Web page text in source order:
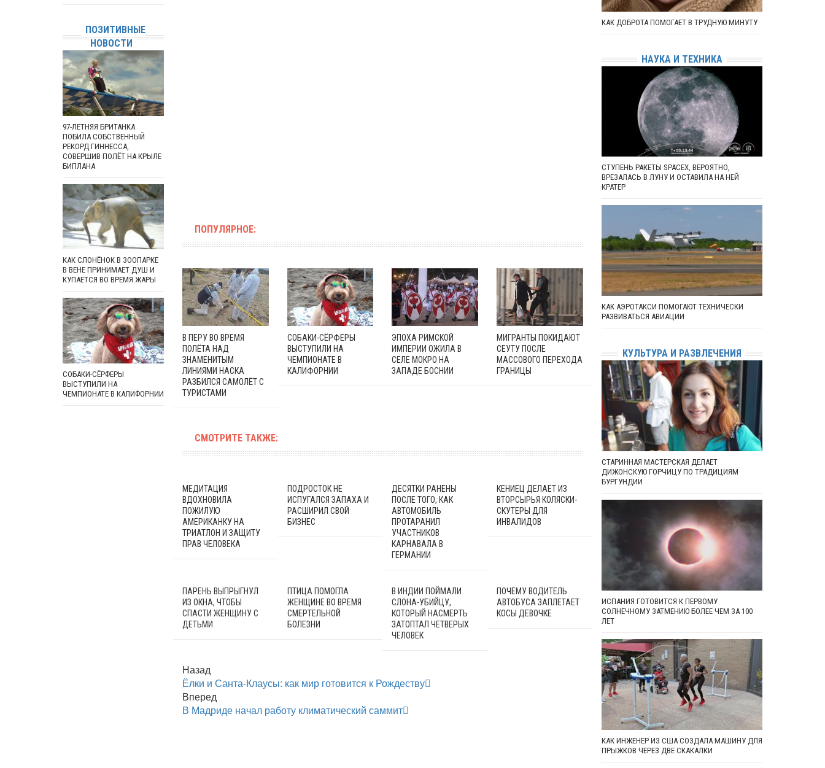
ПОПУЛЯРНОЕ:
В ПЕРУ ВО ВРЕМЯ
ПОЛЁТА НАД
ЗНАМЕНИТЫМ
ЛИНИЯМИ НАСКА
РАЗБИЛСЯ САМОЛЁТ С
ТУРИСТАМИ
СОБАКИ-СЁРФЕРЫ
ВЫСТУПИЛИ НА
ЧЕМПИОНАТЕ В
КАЛИФОРНИИ
ЭПОХА РИМСКОЙ
ИМПЕРИИ ОЖИЛА В
СЕЛЕ МОКРО НА
ЗАПАДЕ БОСНИИ
МИГРАНТЫ ПОКИДАЮТ
СЕУТУ ПОСЛЕ
МАССОВОГО ПЕРЕХОДА
ГРАНИЦЫ
СМОТРИТЕ ТАКЖЕ:
МЕДИТАЦИЯ
ВДОХНОВИЛА
ПОЖИЛУЮ
АМЕРИКАНКУ НА
ТРИАТЛОН И ЗАЩИТУ
ПРАВ ЧЕЛОВЕКА
ПОДРОСТОК НЕ
ИСПУГАЛСЯ ЗАПАХА И
РАСШИРИЛ СВОЙ
БИЗНЕС
ДЕСЯТКИ РАНЕНЫ
ПОСЛЕ ТОГО, КАК
АВТОМОБИЛЬ
ПРОТАРАНИЛ
УЧАСТНИКОВ
КАРНАВАЛА В
ГЕРМАНИИ
КЕНИЕЦ ДЕЛАЕТ ИЗ
ВТОРСЫРЬЯ КОЛЯСКИ-
СКУТЕРЫ ДЛЯ
ИНВАЛИДОВ
ПАРЕНЬ ВЫПРЫГНУЛ
ИЗ ОКНА, ЧТОБЫ
СПАСТИ ЖЕНЩИНУ С
ДЕТЬМИ
ПТИЦА ПОМОГЛА
ЖЕНЩИНЕ ВО ВРЕМЯ
СМЕРТЕЛЬНОЙ
БОЛЕЗНИ
В ИНДИИ ПОЙМАЛИ
СЛОНА-УБИЙЦУ,
КОТОРЫЙ НАСМЕРТЬ
ЗАТОПТАЛ ЧЕТВЕРЫХ
ЧЕЛОВЕК
ПОЧЕМУ ВОДИТЕЛЬ
АВТОБУСА ЗАПЛЕТАЕТ
КОСЫ ДЕВОЧКЕ
Назад
Ёлки и Санта-Клаусы: как мир готовится к Рождеству
Вперед
В Мадриде начал работу климатический саммит
ПОЗИТИВНЫЕ
НОВОСТИ
97-ЛЕТНЯЯ БРИТАНКА
ПОБИЛА СОБСТВЕННЫЙ
РЕКОРД ГИННЕССА,
СОВЕРШИВ ПОЛЁТ НА КРЫЛЕ
БИПЛАНА
КАК СЛОНЁНОК В ЗООПАРКЕ
В ВЕНЕ ПРИНИМАЕТ ДУШ И
КУПАЕТСЯ ВО ВРЕМЯ ЖАРЫ
СОБАКИ-СЁРФЕРЫ
ВЫСТУПИЛИ НА
ЧЕМПИОНАТЕ В КАЛИФОРНИИ
КАК ДОБРОТА ПОМОГАЕТ В ТРУДНУЮ МИНУТУ
НАУКА И ТЕХНИКА
СТУПЕНЬ РАКЕТЫ SPACEX, ВЕРОЯТНО,
ВРЕЗАЛАСЬ В ЛУНУ И ОСТАВИЛА НА НЕЙ
КРАТЕР
КАК АЭРОТАКСИ ПОМОГАЮТ ТЕХНИЧЕСКИ
РАЗВИВАТЬСЯ АВИАЦИИ
КУЛЬТУРА И РАЗВЛЕЧЕНИЯ
СТАРИННАЯ МАСТЕРСКАЯ ДЕЛАЕТ
ДИЖОНСКУЮ ГОРЧИЦУ ПО ТРАДИЦИЯМ
БУРГУНДИИ
ИСПАНИЯ ГОТОВИТСЯ К ПЕРВОМУ
СОЛНЕЧНОМУ ЗАТМЕНИЮ БОЛЕЕ ЧЕМ ЗА 100
ЛЕТ
КАК ИНЖЕНЕР ИЗ США СОЗДАЛА МАШИНУ ДЛЯ
ПРЫЖКОВ ЧЕРЕЗ ДВЕ СКАКАЛКИ